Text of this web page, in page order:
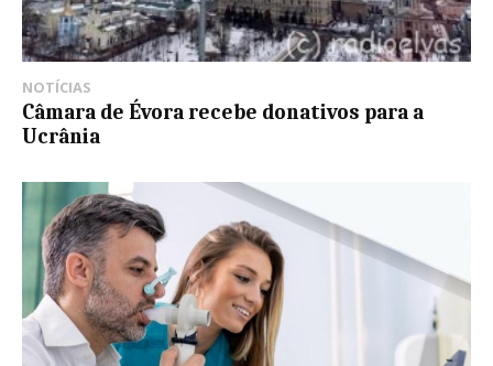
NOTÍCIAS
Câmara de Évora recebe donativos para a
Ucrânia